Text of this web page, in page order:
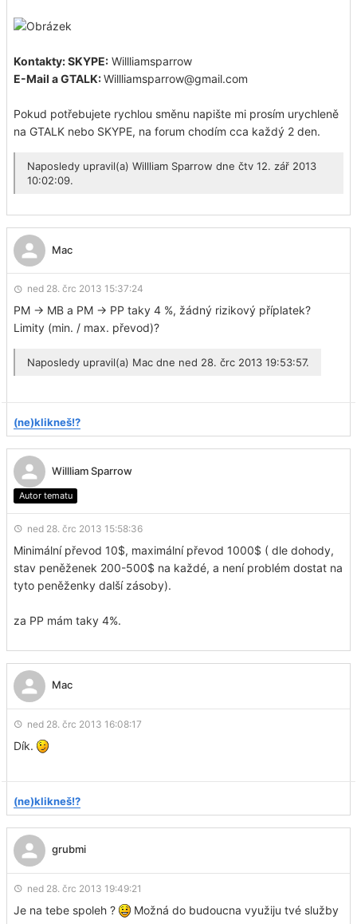
Kontakty: SKYPE: Willliamsparrow
E-Mail a GTALK:Willliamsparrow@gmail.com
Pokud potřebujete rychlou směnu napište mi prosím urychleně
na GTALK nebo SKYPE, na forum chodím cca každý 2 den.
Naposledy upravil(a) Willliam Sparrow dne čtv 12. zář 2013
10:02:09.
Mac
ned 28. črc 2013 15:37:24
PM -> MB a PM -> PP taky 4 %, žádný rizikový příplatek?
Limity (min. / max. převod)?
Naposledy upravil(a) Mac dne ned 28. črc 2013 19:53:57.
(ne)klikneš!?
Willliam Sparrow
Autor tematu
ned 28. črc 2013 15:58:36
Minimální převod 10$, maximální převod 1000$ ( dle dohody,
stav peněženek 200-500$ na každé, a není problém dostat na
tyto peněženky další zásoby).
za PP mám taky 4%.
Mac
ned 28. črc 2013 16:08:17
Dík.
(ne)klikneš!?
grubmi
ned 28. črc 2013 19:49:21
Je na tebe spoleh ? Možná do budoucna využiju tvé služby